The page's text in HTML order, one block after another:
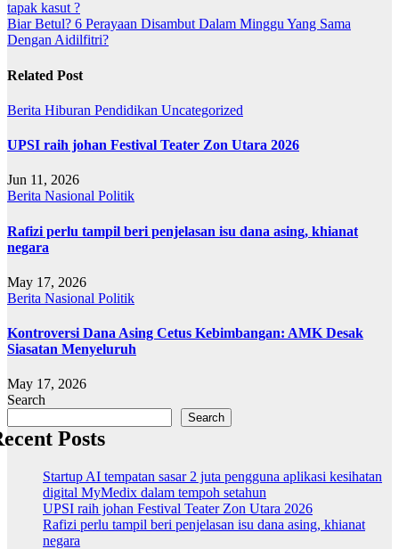
navigation
tapak kasut ?
Biar Betul? 6 Perayaan Disambut Dalam Minggu Yang Sama
Dengan Aidilfitri?
Related Post
Berita Hiburan Pendidikan Uncategorized
UPSI raih johan Festival Teater Zon Utara 2026
Jun 11, 2026
Berita Nasional Politik
Rafizi perlu tampil beri penjelasan isu dana asing, khianat
negara
May 17, 2026
Berita Nasional Politik
Kontroversi Dana Asing Cetus Kebimbangan: AMK Desak
Siasatan Menyeluruh
May 17, 2026
Search
Search
Posts
Startup AI tempatan sasar 2 juta pengguna aplikasi kesihatan
digital MyMedix dalam tempoh setahun
UPSI raih johan Festival Teater Zon Utara 2026
Rafizi perlu tampil beri penjelasan isu dana asing, khianat
negara